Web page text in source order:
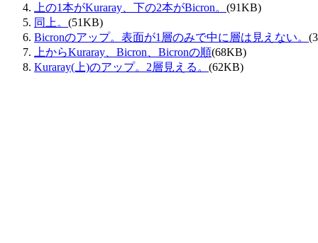
上の1本がKuraray、下の2本がBicron。 (91KB)
同上。 (51KB)
Bicronのアップ。表面が1層のみで中に層は見えない。
上からKuraray、Bicron、Bicronの順(68KB)
Kuraray(上)のアップ。2層見える。 (62KB)